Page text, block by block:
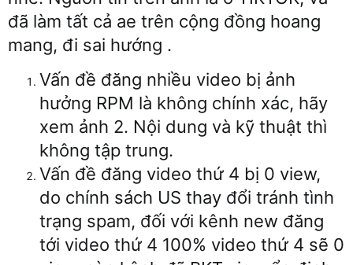
đã làm tất cả ae trên cộng đồng hoang
mang, đi sai hướng .
Vấn đề đăng nhiều video bị ảnh
hưởng RPM là không chính xác, hãy
xem ảnh 2. Nội dung và kỹ thuật thì
không tập trung.
Vấn đề đăng video thứ 4 bị 0 view,
do chính sách US thay đổi tránh tình
trạng spam, đối với kênh new đăng
tới video thứ 4 100% video thứ 4 sẽ 0